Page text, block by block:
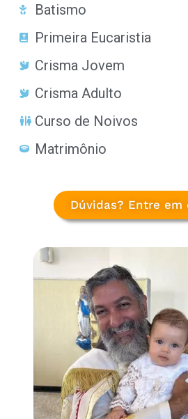
Batismo
Primeira Eucaristia
Crisma Jovem
Crisma Adulto
Curso de Noivos
Matrimônio
Dúvidas? Entre em